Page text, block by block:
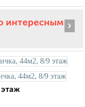
интересным ›
этаж